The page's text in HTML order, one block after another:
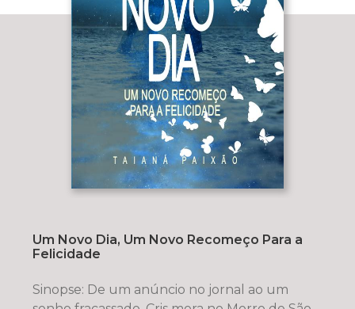
Um Novo Dia, Um Novo Recomeço Para a
Felicidade
Sinopse: De um anúncio no jornal ao um